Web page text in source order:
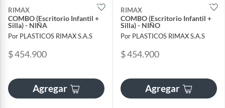
RIMAX
COMBO (Escritorio Infantil +
Silla) - NIÑA
Por PLASTICOS RIMAX S.A.S
$ 454.900
Agregar
RIMAX
COMBO (Escritorio Infantil +
Silla) - NIÑO
Por PLASTICOS RIMAX S.A.S
$ 454.900
Agregar